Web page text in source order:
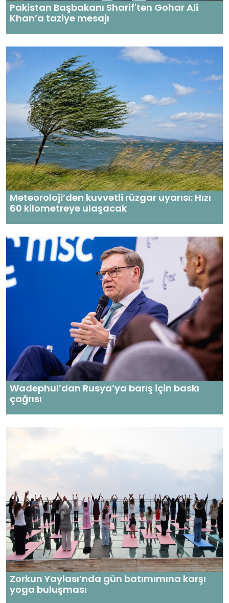
Pakistan Başbakanı Sharif'ten Gohar Ali
Khan’a taziye mesajı
Meteoroloji’den kuvvetli rüzgar uyarısı: Hızı
60 kilometreye ulaşacak
Wadephul’dan Rusya’ya barış için baskı
çağrısı
Zorkun Yaylası’nda gün batımımına karşı
yoga buluşması